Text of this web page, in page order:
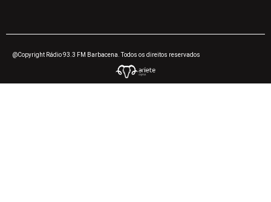
@Copyright Rádio 93.3 FM Barbacena. Todos os direitos reservados